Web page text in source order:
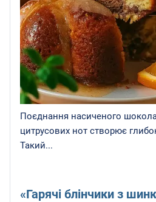
Поєднання насиченого
цитрусових нот створює
Такий...
«Гарячі блінчики з